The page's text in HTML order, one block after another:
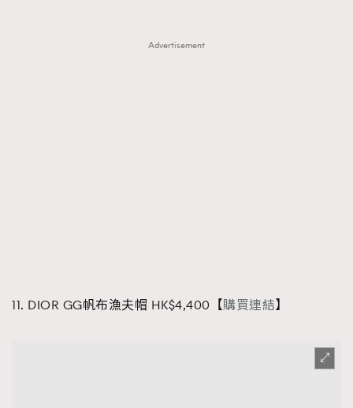
Advertisement
11. DIOR GG帆布漁夫帽 HK$4,400【購買連結】